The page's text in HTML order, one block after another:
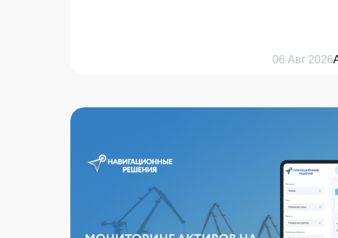
06 Авг 2026